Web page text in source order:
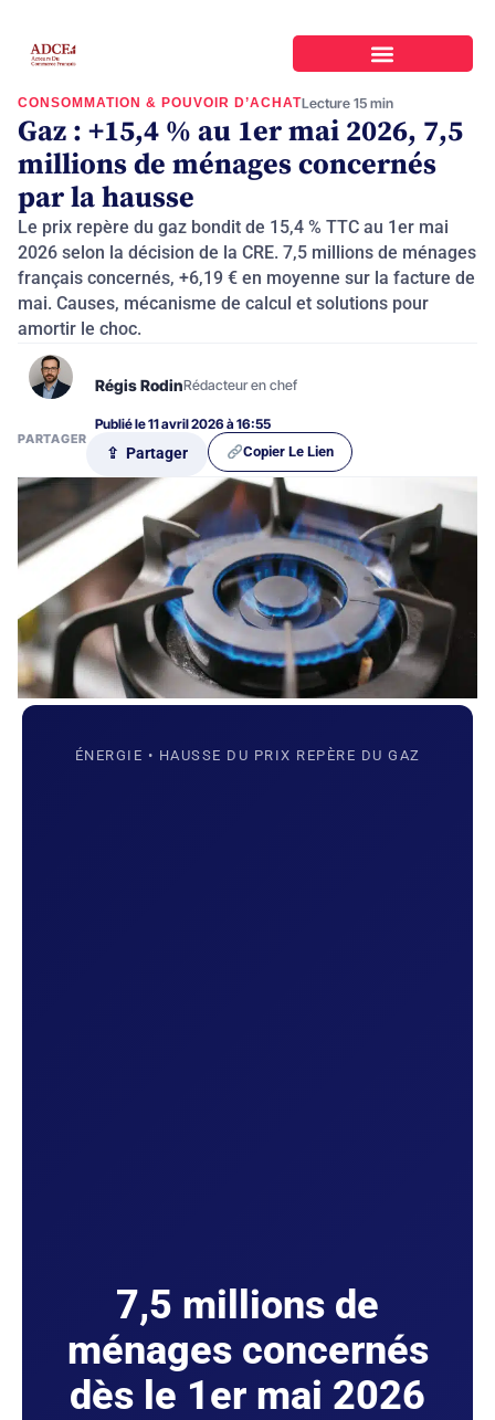
CONSOMMATION & POUVOIR D’ACHATLecture 15 min
Gaz : +15,4 % au 1er mai 2026, 7,5
millions de ménages concernés
par la hausse
Le prix repère du gaz bondit de 15,4 % TTC au 1er mai
2026 selon la décision de la CRE. 7,5 millions de ménages
français concernés, +6,19 € en moyenne sur la facture de
mai. Causes, mécanisme de calcul et solutions pour
amortir le choc.
Régis RodinRédacteur en chef
Publié le 11 avril 2026 à 16:55
PARTAGER
⇪ Partager Copier Le Lien
ÉNERGIE • HAUSSE DU PRIX REPÈRE DU GAZ
7,5 millions de
ménages concernés
dès le 1er mai 2026